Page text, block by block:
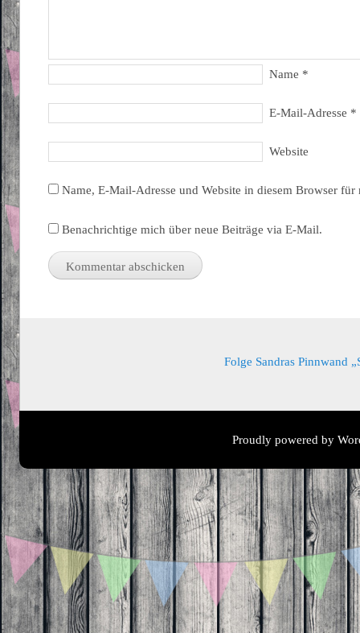
Name *
E-Mail-Adresse *
Website
Name, E-Mail-Adresse und Website in diesem Browser
Benachrichtige mich über neue Beiträge via E-Mail.
Folge Sandras Pinnwand
Proudly powered by